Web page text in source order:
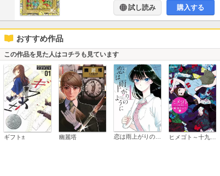
試し読み 購入する
おすすめ作品
この作品を見た人はコチラも見ています
ギフト± 幽麗塔 恋は雨上がりのように